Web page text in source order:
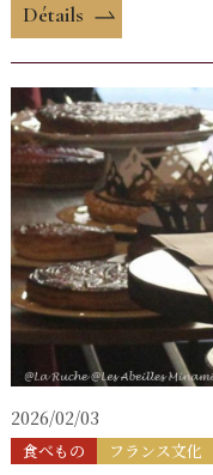
Détails
2026/02/03
食べもの フランス文化